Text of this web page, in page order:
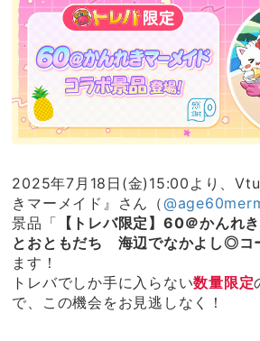
2025年7月18日(金)15:00より、
きマーメイド』さん（
景品「 【トレバ限定】60＠かんれ
とおともだち 海辺でなかよし◎コ
ます！
トレバでしか手に入らない数量限定
で、この機会をお見逃しなく！